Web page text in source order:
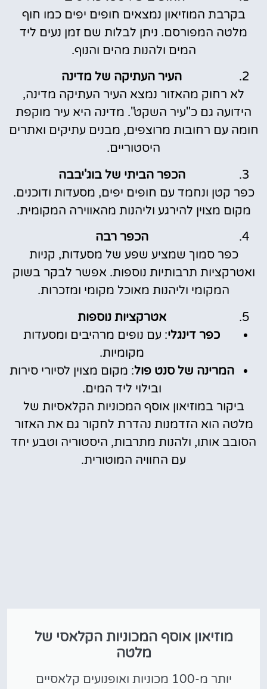
בקרבת המוזיאון נמצאים חופים יפים כמו חוף
מלטה המפורסם. ניתן לבלות שם זמן נעים ליד
המים ולהנות מהים והנוף.
העיר העתיקה של מדינה
לא רחוק מהאזור נמצא העיר העתיקה מדינה,
הידועה גם כ"עיר השקט". מדינה היא עיר מוקפת
חומה עם רחובות מרוצפים, מבנים עתיקים ואתרים
היסטוריים.
הכפר הביתי של בוג'יבבה
כפר קטן ונחמד עם חופים יפים, מסעדות ודוכנים.
מקום מצוין להירגע וליהנות מהאווירה המקומית.
הכפר רבה
כפר סמוך שמציע שפע של מסעדות, קניות
ואטרקציות תרבותיות נוספות. אפשר לבקר בשוק
המקומי וליהנות מאוכל מקומי ומזכרות.
אטרקציות נוספות
כפר דינגלי: עם נופים מרהיבים ומסעדות
מקומיות.
המרינה של סנט פול: מקום מצוין לסיורי סירות
ובילוי ליד המים.
ביקור במוזיאון אוסף המכוניות הקלאסיות של
מלטה הוא הזדמנות נהדרת לחקור גם את האזור
הסובב אותו, ולהנות מתרבות, היסטוריה וטבע יחד
עם החוויה המוטורית.
מוזיאון אוסף המכוניות הקלאסי של
מלטה
יותר מ-100 מכוניות ואופנועים קלאסיים